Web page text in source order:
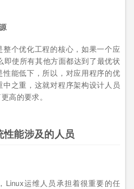
个优化工程的核心，如果一个应
即使所有其他方面都达到了最优状
性能低下，所以，对应用程序的优
之重，这就对程序架构设计人员
高的要求。
能涉及的人员
Linux运维人员承担着很重要的任